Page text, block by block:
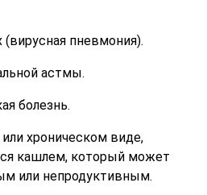
(вирусная пневмония).
астмы.
болезнь.
хроническом виде,
кашлем, который может
или непродуктивным.